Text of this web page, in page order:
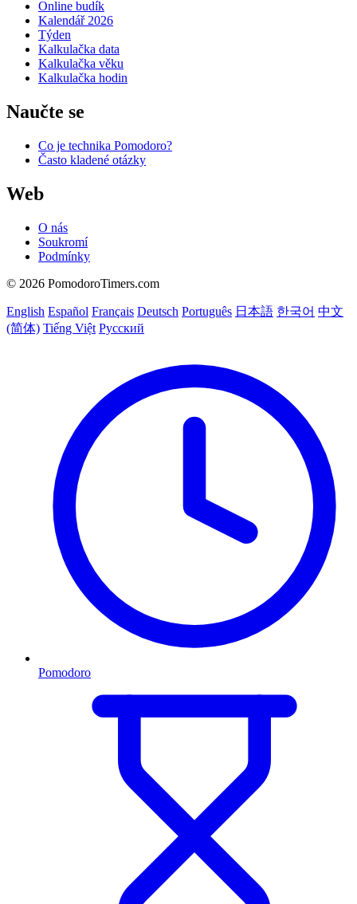
Online budík
Kalendář 2026
Týden
Kalkulačka data
Kalkulačka věku
Kalkulačka hodin
Naučte se
Co je technika Pomodoro?
Často kladené otázky
Web
O nás
Soukromí
Podmínky
© 2026 PomodoroTimers.com
English Español Français Deutsch Português 日本語 한국어 中文
(简体) Tiếng Việt Русский
Pomodoro